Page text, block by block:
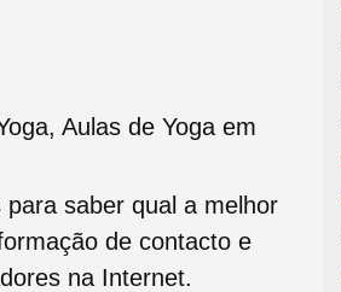
Aulas de Yoga em
saber qual a melhor
de contacto e
na Internet.